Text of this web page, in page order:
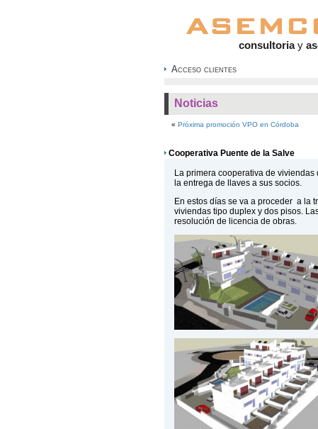
consultoriay
Acceso clientes
Noticias
« Próxima promoción VPO en Córdoba
Cooperativa Puente de la Salve
La primera cooperativa de
la entrega de llaves a sus socios.
En estos días se va a proceder a la
viviendas tipo duplex y dos pisos.
resolución de licencia de obras.